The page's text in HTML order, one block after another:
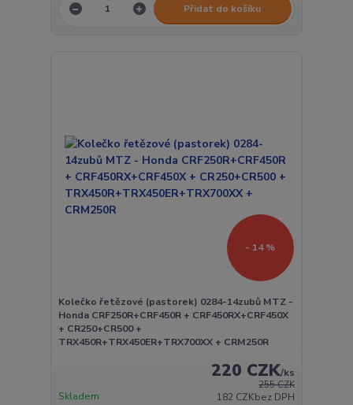
Přidat do košíku
- 14 %
Kolečko řetězové (pastorek) 0284-14zubů MTZ -
Honda CRF250R+CRF450R + CRF450RX+CRF450X
+ CR250+CR500 +
TRX450R+TRX450ER+TRX700XX + CRM250R
255 CZK
220 CZK/ks
182 CZKbez DPH
Skladem